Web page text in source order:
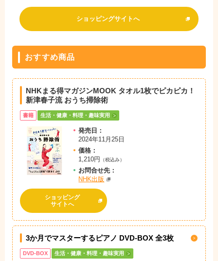
ショッピングサイトへ
おすすめ商品
NHKまる得マガジンMOOK タオル1枚でピカピカ！
新津春子流 おうち掃除術
書籍 生活・健康・料理・趣味実用
発売日：
2024年11月25日
価格：
1,210円
（税込み）
お問合せ先：
NHK出版
ショッピング
サイトへ
3か月でマスターするピアノ DVD-BOX 全3枚
DVD-BOX 生活・健康・料理・趣味実用